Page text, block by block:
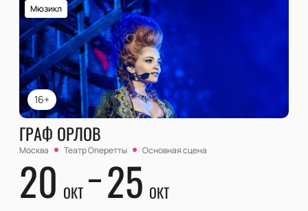
16+
Мюзикл
ГРАФ ОРЛОВ
Москва Театр Оперетты Основная сцена
20 ОКТ 25 ОКТ